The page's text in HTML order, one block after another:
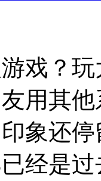
戏？
用其
象还
经是过